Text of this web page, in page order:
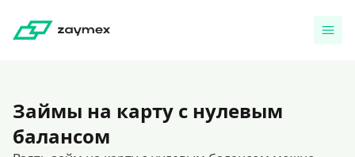
Займы на карту с нулевым
балансом